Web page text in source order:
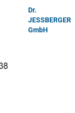
Dr.
JESSBERGER
GmbH